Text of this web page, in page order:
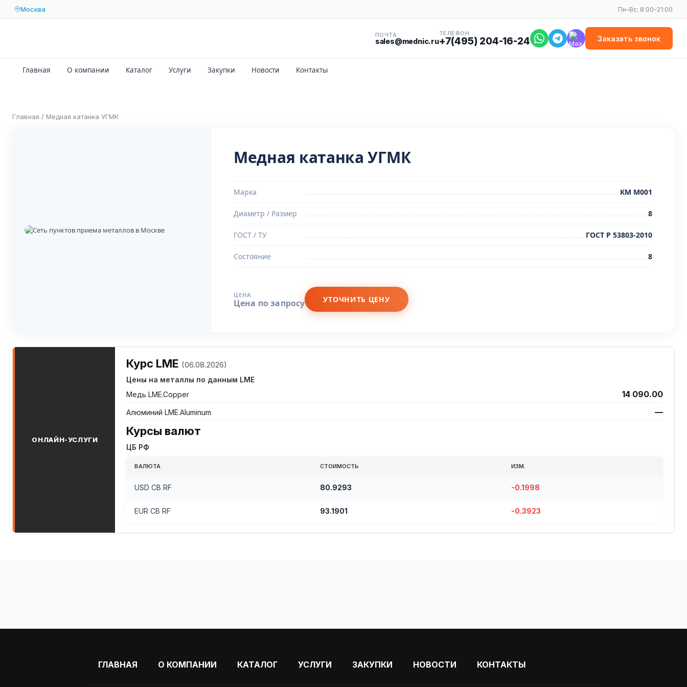
Москва Пн–Вс: 8:00–21:00
ПОЧТА
sales@mednic.ru
ТЕЛЕФОН
+7(495) 204-16-24 Заказать звонок
Главная О компании Каталог Услуги Закупки Новости Контакты
Главная / Медная катанка УГМК
Медная катанка УГМК
Марка КМ М001
Диаметр / Размер 8
ГОСТ / ТУ ГОСТ Р 53803-2010
Состояние 8
ЦЕНА
Цена по запросу УТОЧНИТЬ ЦЕНУ
ОНЛАЙН-УСЛУГИ
Курс LME (06.08.2026)
Цены на металлы по данным LME
Медь LME.Copper
14 090.00
Алюминий LME.Aluminum —
Курсы валют
ЦБ РФ
ВАЛЮТА СТОИМОСТЬ ИЗМ.
USD CB RF 80.9293 -0.1998
EUR CB RF 93.1901 -0.3923
ГЛАВНАЯ О КОМПАНИИ КАТАЛОГ УСЛУГИ ЗАКУПКИ НОВОСТИ КОНТАКТЫ